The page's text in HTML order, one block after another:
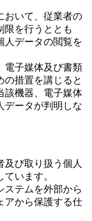
いて、従業者の
限を行うととも
人データの閲覧を
子媒体及び書類
の措置を講じると
該機器、電子媒体
データが判明しな
び取り扱う個人
います。
テムを外部から
アから保護する仕